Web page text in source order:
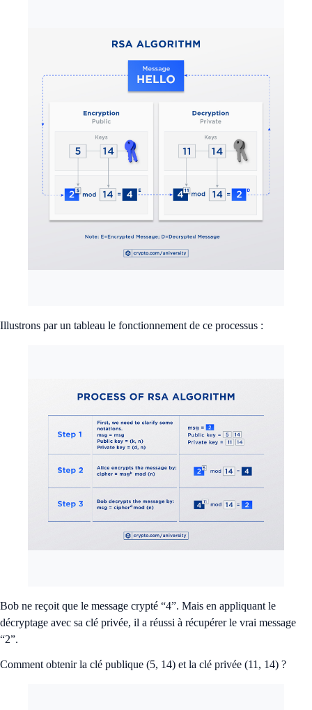
Illustrons par un tableau le fonctionnement de ce processus :
Bob ne reçoit que le message crypté “4”. Mais en appliquant le
décryptage avec sa clé privée, il a réussi à récupérer le vrai message
“2”.
Comment obtenir la clé publique (5, 14) et la clé privée (11, 14) ?